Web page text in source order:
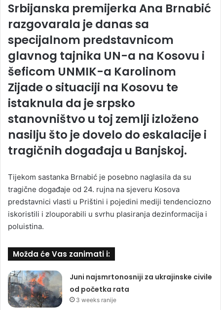
Srbijanska premijerka Ana Brnabić
razgovarala je danas sa
specijalnom predstavnicom
glavnog tajnika UN-a na Kosovu i
šeficom UNMIK-a Karolinom
Zijade o situaciji na Kosovu te
istaknula da je srpsko
stanovništvo u toj zemlji izloženo
nasilju što je dovelo do eskalacije i
tragičnih događaja u Banjskoj.
Tijekom sastanka Brnabić je posebno naglasila da su
tragične događaje od 24. rujna na sjeveru Kosova
predstavnici vlasti u Prištini i pojedini mediji tendenciozno
iskoristili i zlouporabili u svrhu plasiranja dezinformacija i
poluistina.
Možda će Vas zanimati i:
Juni najsmrtonosniji za ukrajinske civile
od početka rata
3 weeks ranije